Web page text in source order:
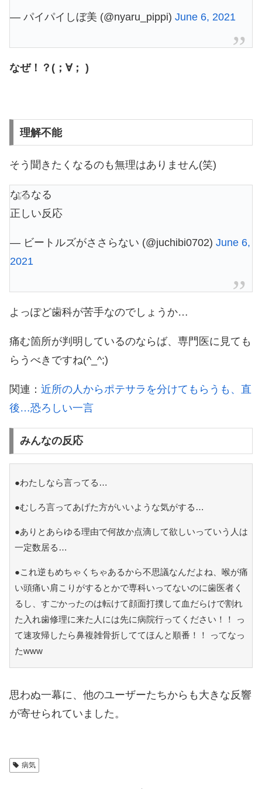
— パイパイしぼ美 (@nyaru_pippi) June 6, 2021
なぜ！？(；∀； )
理解不能
そう聞きたくなるのも無理はありません(笑)
なるなる
正しい反応
— ビートルズがささらない (@juchibi0702) June 6,
2021
よっぽど歯科が苦手なのでしょうか…
痛む箇所が判明しているのならば、専門医に見ても
らうべきですね(^_^;)
関連： 近所の人からポテサラを分けてもらうも、直
後…恐ろしい一言
みんなの反応
●わたしなら言ってる…
●むしろ言ってあげた方がいいような気がする…
●ありとあらゆる理由で何故か点滴して欲しいっていう人は
一定数居る…
●これ逆もめちゃくちゃあるから不思議なんだよね、喉が痛
い頭痛い肩こりがするとかで専科いってないのに歯医者く
るし、すごかったのは転けて顔面打撲して血だらけで割れ
た入れ歯修理に来た人には先に病院行ってください！！ っ
て速攻帰したら鼻複雑骨折しててほんと順番！！ ってなっ
たwww
思わぬ一幕に、他のユーザーたちからも大きな反響
が寄せられていました。
病気